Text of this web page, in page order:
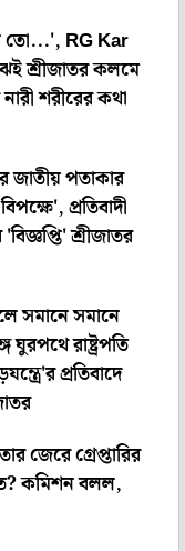
তো...', RG Kar
শ্রীজাতর কলমে
শরীরের কথা
পতাকার
প্রতিবাদী
শ্রীজাতর
সমানে সমানে
ঘুরপথে রাষ্ট্রপতি
প্রতিবাদে
জেরে গ্রেপ্তারির
কমিশন বলল,